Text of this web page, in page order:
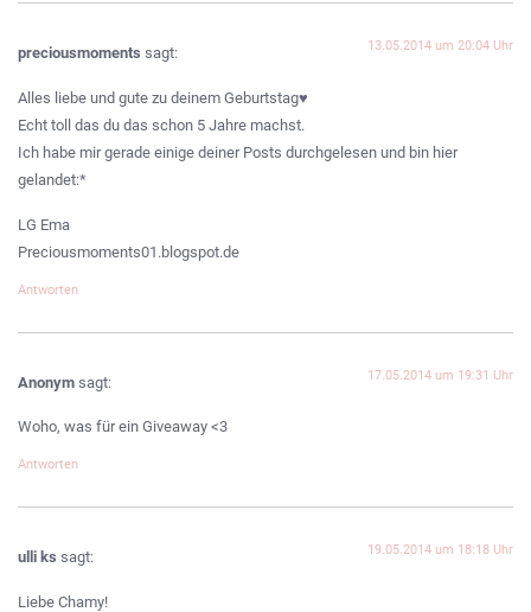
preciousmoments sagt: 13.05.2014 um 20:04 Uhr
Alles liebe und gute zu deinem Geburtstag♥
Echt toll das du das schon 5 Jahre machst.
Ich habe mir gerade einige deiner Posts durchgelesen und bin hier
gelandet:*
LG Ema
Preciousmoments01.blogspot.de
Antworten
Anonym sagt: 17.05.2014 um 19:31 Uhr
Woho, was für ein Giveaway <3
Antworten
ulli ks sagt: 19.05.2014 um 18:18 Uhr
Liebe Chamy!